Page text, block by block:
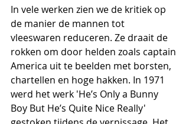
In vele werken zien we de kritiek op
de manier de mannen tot
vleeswaren reduceren. Ze draait de
rokken om door helden zoals captain
America uit te beelden met borsten,
chartellen en hoge hakken. In 1971
werd het werk 'He’s Only a Bunny
Boy But He’s Quite Nice Really'